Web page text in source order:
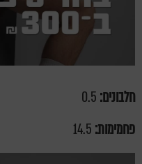
חלבונים:
פחמימות: